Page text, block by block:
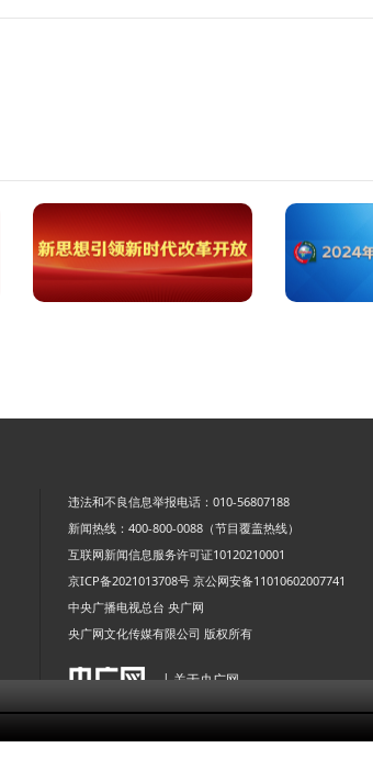
违法和不良信息举报电话：010-56807188
新闻热线：400-800-0088（节目覆盖热线）
互联网新闻信息服务许可证10120210001
京ICP备2021013708号 京公网安备11010602007741
中央广播电视总台 央广网
央广网文化传媒有限公司 版权所有
| 关于央广网